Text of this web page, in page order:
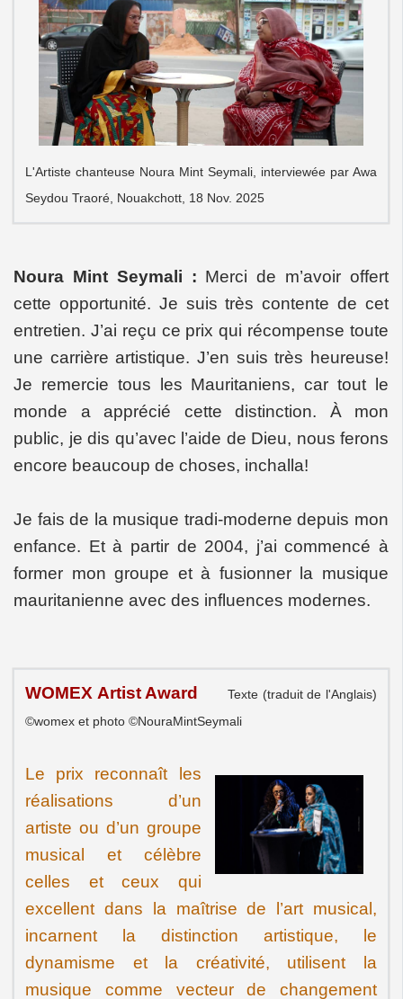
L'Artiste chanteuse Noura Mint Seymali, interviewée par Awa
Seydou Traoré, Nouakchott, 18 Nov. 2025
Noura Mint Seymali : Merci de m’avoir offert
cette opportunité. Je suis très contente de cet
entretien. J’ai reçu ce prix qui récompense toute
une carrière artistique. J’en suis très heureuse!
Je remercie tous les Mauritaniens, car tout le
monde a apprécié cette distinction. À mon
public, je dis qu’avec l’aide de Dieu, nous ferons
encore beaucoup de choses, inchalla!
Je fais de la musique tradi-moderne depuis mon
enfance. Et à partir de 2004, j’ai commencé à
former mon groupe et à fusionner la musique
mauritanienne avec des influences modernes.
WOMEX Artist Award
Texte (traduit de l'Anglais)
©womex et photo ©NouraMintSeymali
Le prix reconnaît les
réalisations d’un
artiste ou d’un groupe
musical et célèbre
celles et ceux qui
excellent dans la maîtrise de l’art musical,
incarnent la distinction artistique, le
dynamisme et la créativité, utilisent la
musique comme vecteur de changement